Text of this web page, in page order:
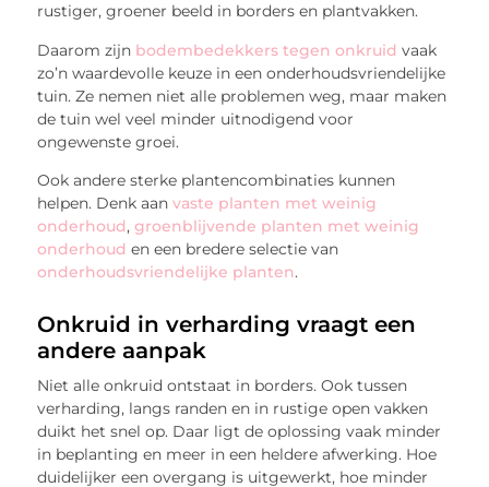
rustiger, groener beeld in borders en plantvakken.
Daarom zijn bodembedekkers tegen onkruid vaak
zo’n waardevolle keuze in een onderhoudsvriendelijke
tuin. Ze nemen niet alle problemen weg, maar maken
de tuin wel veel minder uitnodigend voor
ongewenste groei.
Ook andere sterke plantencombinaties kunnen
helpen. Denk aanvaste planten met weinig
onderhoud,groenblijvende planten met weinig
onderhoud en een bredere selectie van
onderhoudsvriendelijke planten.
Onkruid in verharding vraagt een
andere aanpak
Niet alle onkruid ontstaat in borders. Ook tussen
verharding, langs randen en in rustige open vakken
duikt het snel op. Daar ligt de oplossing vaak minder
in beplanting en meer in een heldere afwerking. Hoe
duidelijker een overgang is uitgewerkt, hoe minder